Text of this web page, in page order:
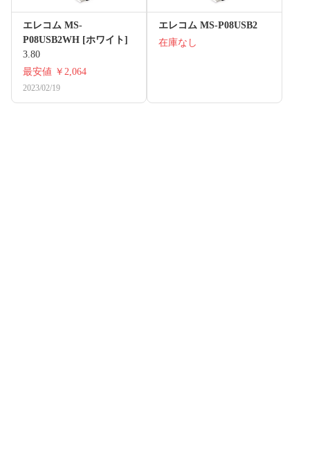
エレコム MS-
P08USB2WH [ホワイト]
3.80
最安値 ￥2,064
2023/02/19
エレコム MS-P08USB2
在庫なし